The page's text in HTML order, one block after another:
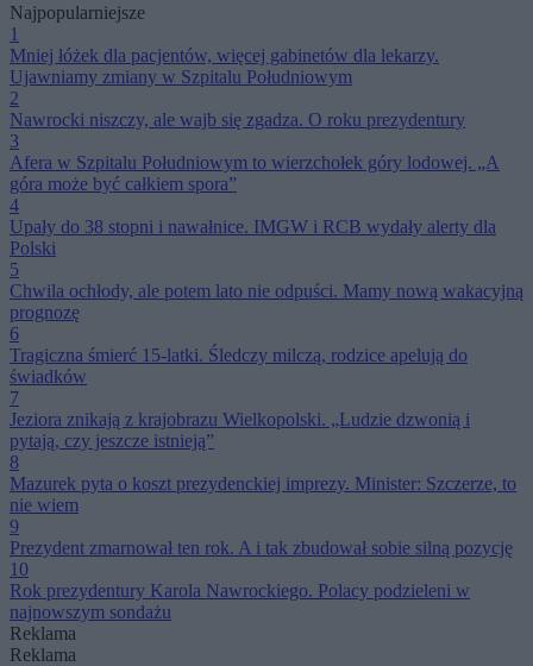
Najpopularniejsze
1
Mniej łóżek dla pacjentów, więcej gabinetów dla lekarzy.
Ujawniamy zmiany w Szpitalu Południowym
2
Nawrocki niszczy, ale wajb się zgadza. O roku prezydentury
3
Afera w Szpitalu Południowym to wierzchołek góry lodowej. „A
góra może być całkiem spora”
4
Upały do 38 stopni i nawałnice. IMGW i RCB wydały alerty dla
Polski
5
Chwila ochłody, ale potem lato nie odpuści. Mamy nową wakacyjną
prognozę
6
Tragiczna śmierć 15-latki. Śledczy milczą, rodzice apelują do
świadków
7
Jeziora znikają z krajobrazu Wielkopolski. „Ludzie dzwonią i
pytają, czy jeszcze istnieją”
8
Mazurek pyta o koszt prezydenckiej imprezy. Minister: Szczerze, to
nie wiem
9
Prezydent zmarnował ten rok. A i tak zbudował sobie silną pozycję
10
Rok prezydentury Karola Nawrockiego. Polacy podzieleni w
najnowszym sondażu
Reklama
Reklama